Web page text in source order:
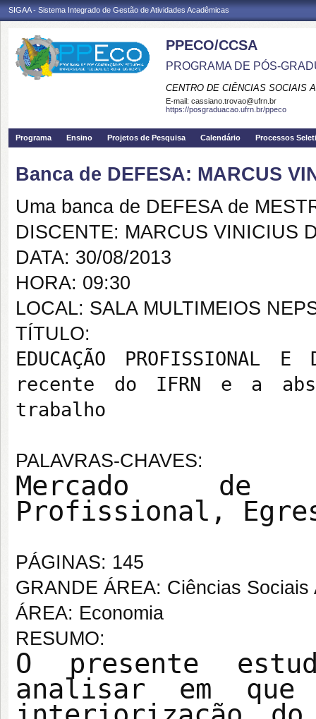
SIGAA - Sistema Integrado de Gestão de Atividades Acadêmicas
PPECO/CCSA
PROGRAMA DE PÓS-
CENTRO DE CIÊNCIAS SOCIAIS
E-mail: cassiano.trovao@ufrn.br
https://posgraduacao.ufrn.br/ppeco
Programa Ensino Projetos de Pesquisa Calendário Processos
Banca de DEFESA: MARCUS
Uma banca de DEFESA de
DISCENTE: MARCUS VINICIUS
DATA: 30/08/2013
HORA: 09:30
LOCAL: SALA MULTIMEIOS
TÍTULO:
EDUCAÇÃO PROFISSIONAL
recente do IFRN e a
trabalho
PALAVRAS-CHAVES:
Mercado de
Profissional,
PÁGINAS: 145
GRANDE ÁREA: Ciências Sociais
ÁREA: Economia
RESUMO:
O presente
analisar em que